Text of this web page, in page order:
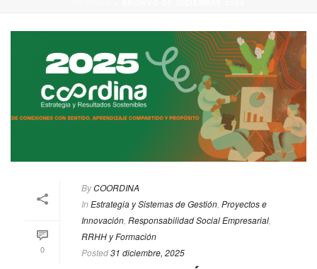
0
ByCOORDINA
In Estrategia y Sistemas de Gestión Proyectos e
Innovación Responsabilidad Social Empresarial
RRHH y Formación
Posted31 diciembre, 2025